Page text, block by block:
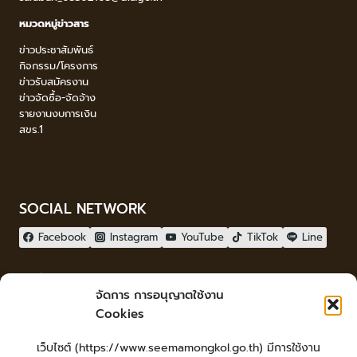
จัดการ การอนุญาตใช้งาน
Cookies
เว็บไซต์ (https://www.seemamongkol.go.th) มีการใช้งาน
หมวดหมู่ข่าวสาร
ข่าวประชาสัมพันธ์
กิจกรรม/โครงการ
ข่าวรับสมัครงาน
ข่าวจัดซื้อ-จัดจ้าง
รายงานงบการเงิน
สขร.1
SOCIAL NETWORK
Facebook Instagram YouTube TikTok Line
LopburiWebdesign.com